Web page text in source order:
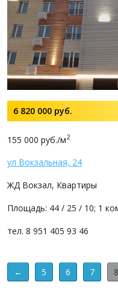
6 820 000 руб.
155 000 руб./м2
ул Вокзальная, 24
ЖД Вокзал, Квартиры
Площадь: 44 / 25 / 10; 1
тел. 8 951 405 93 46
← 5 6 7 8